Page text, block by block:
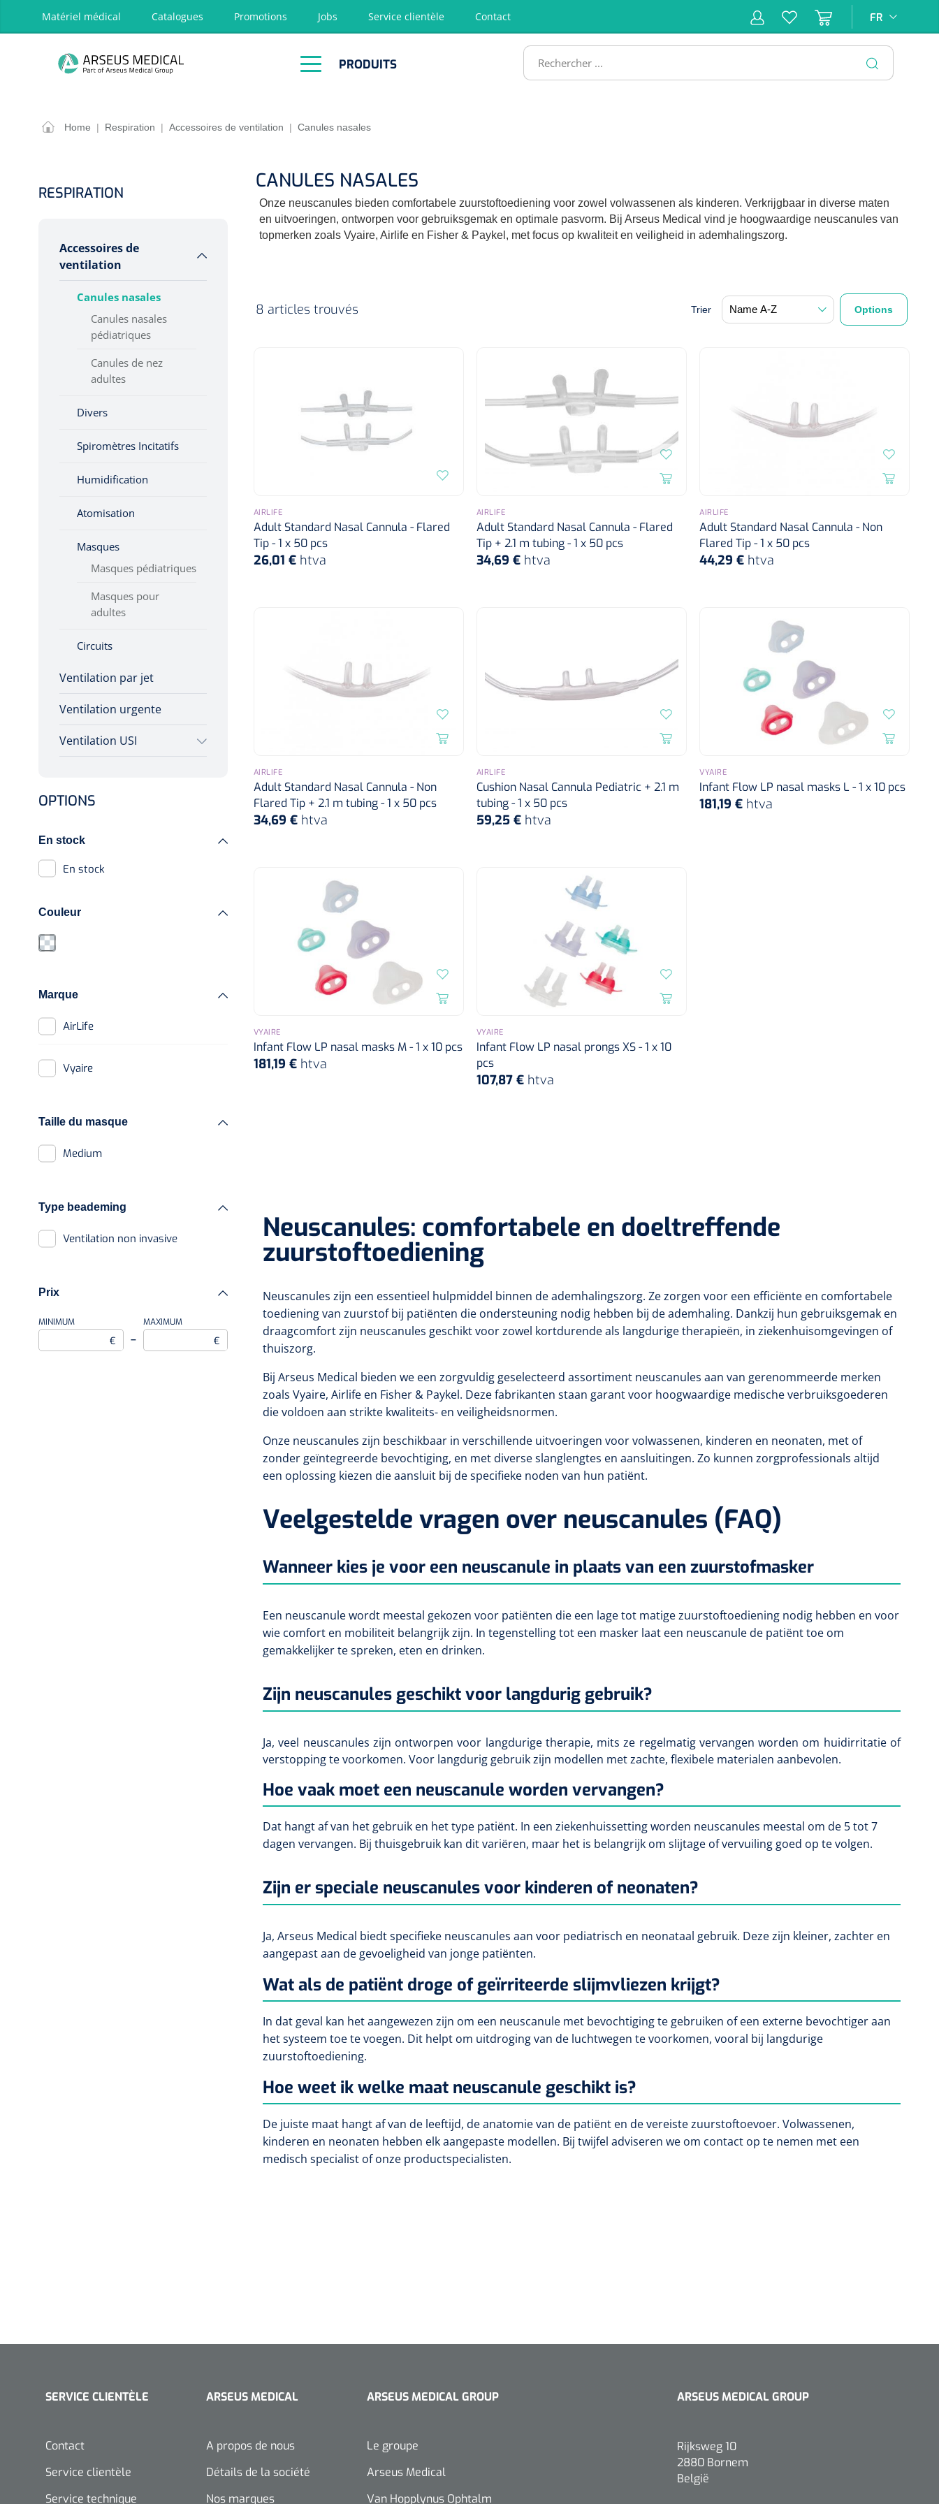
Ga naar de hoofdnavigatie
Matériel médical Catalogues Promotions Jobs Service clientèle Contact FR
PRODUITS
Accueil
Diagnostic
Premiers secours & Réanimation
Physiothérapie et rééducation
Hygiène & Désinfection
Matériel d'injection
Instruments
Monitoring
OPTIONS
Home | Respiration | Accessoires de ventilation | Canules nasales
RESPIRATION
Accessoires de
ventilation
Canules nasales
Canules nasales
pédiatriques
Canules de nez
adultes
Divers
Spiromètres Incitatifs
Humidification
Atomisation
Masques
Masques pédiatriques
Masques pour
adultes
Circuits
Ventilation par jet
Ventilation urgente
Ventilation USI
Fréquence
OPTIONS
En stock
En stock
Couleur
Marque
AirLife
Vyaire
Taille du masque
Medium
Type beademing
Ventilation non invasive
Prix
MINIMUM
€ –
MAXIMUM
€
CANULES NASALES
Onze neuscanules bieden comfortabele zuurstoftoediening voor zowel volwassenen als kinderen. Verkrijgbaar in diverse maten
en uitvoeringen, ontworpen voor gebruiksgemak en optimale pasvorm. Bij Arseus Medical vind je hoogwaardige neuscanules van
topmerken zoals Vyaire, Airlife en Fisher & Paykel, met focus op kwaliteit en veiligheid in ademhalingszorg.
8 articles trouvés Trier Options
AIRLIFE
Adult Standard Nasal Cannula - Flared
Tip - 1 x 50 pcs
26,01 € htva
AIRLIFE
Adult Standard Nasal Cannula - Flared
Tip + 2.1 m tubing - 1 x 50 pcs
34,69 € htva
AIRLIFE
Adult Standard Nasal Cannula - Non
Flared Tip - 1 x 50 pcs
44,29 € htva
AIRLIFE
Adult Standard Nasal Cannula - Non
Flared Tip + 2.1 m tubing - 1 x 50 pcs
34,69 € htva
AIRLIFE
Cushion Nasal Cannula Pediatric + 2.1 m
tubing - 1 x 50 pcs
59,25 € htva
VYAIRE
Infant Flow LP nasal masks L - 1 x 10 pcs
181,19 € htva
VYAIRE
Infant Flow LP nasal masks M - 1 x 10 pcs
181,19 € htva
VYAIRE
Infant Flow LP nasal prongs XS - 1 x 10
pcs
107,87 € htva
Neuscanules: comfortabele en doeltreffende
zuurstoftoediening
Neuscanules zijn een essentieel hulpmiddel binnen de ademhalingszorg. Ze zorgen voor een efficiënte en comfortabele
toediening van zuurstof bij patiënten die ondersteuning nodig hebben bij de ademhaling. Dankzij hun gebruiksgemak en
draagcomfort zijn neuscanules geschikt voor zowel kortdurende als langdurige therapieën, in ziekenhuisomgevingen of
thuiszorg.
Bij Arseus Medical bieden we een zorgvuldig geselecteerd assortiment neuscanules aan van gerenommeerde merken
zoals Vyaire, Airlife en Fisher & Paykel. Deze fabrikanten staan garant voor hoogwaardige medische verbruiksgoederen
die voldoen aan strikte kwaliteits- en veiligheidsnormen.
Onze neuscanules zijn beschikbaar in verschillende uitvoeringen voor volwassenen, kinderen en neonaten, met of
zonder geïntegreerde bevochtiging, en met diverse slanglengtes en aansluitingen. Zo kunnen zorgprofessionals altijd
een oplossing kiezen die aansluit bij de specifieke noden van hun patiënt.
Veelgestelde vragen over neuscanules (FAQ)
Wanneer kies je voor een neuscanule in plaats van een zuurstofmasker
Een neuscanule wordt meestal gekozen voor patiënten die een lage tot matige zuurstoftoediening nodig hebben en voor
wie comfort en mobiliteit belangrijk zijn. In tegenstelling tot een masker laat een neuscanule de patiënt toe om
gemakkelijker te spreken, eten en drinken.
Zijn neuscanules geschikt voor langdurig gebruik?
Ja,veel neuscanules zijn ontworpen voor langdurige therapie, mits ze regelmatig vervangen worden om huidirritatie of
verstopping te voorkomen. Voor langdurig gebruik zijn modellen met zachte, flexibele materialen aanbevolen.
Hoe vaak moet een neuscanule worden vervangen?
Dat hangt af van het gebruik en het type patiënt. In een ziekenhuissetting worden neuscanules meestal om de 5 tot 7
dagen vervangen. Bij thuisgebruik kan dit variëren, maar het is belangrijk om slijtage of vervuiling goed op te volgen.
Zijn er speciale neuscanules voor kinderen of neonaten?
Ja, Arseus Medical biedt specifieke neuscanules aan voor pediatrisch en neonataal gebruik. Deze zijn kleiner, zachter en
aangepast aan de gevoeligheid van jonge patiënten.
Wat als de patiënt droge of geïrriteerde slijmvliezen krijgt?
In dat geval kan het aangewezen zijn om een neuscanule met bevochtiging te gebruiken of een externe bevochtiger aan
het systeem toe te voegen. Dit helpt om uitdroging van de luchtwegen te voorkomen, vooral bij langdurige
zuurstoftoediening.
Hoe weet ik welke maat neuscanule geschikt is?
De juiste maat hangt af van de leeftijd, de anatomie van de patiënt en de vereiste zuurstoftoevoer. Volwassenen,
kinderen en neonaten hebben elk aangepaste modellen. Bij twijfel adviseren we om contact op te nemen met een
medisch specialist of onze productspecialisten.
SERVICE CLIENTÈLE
Contact
Service clientèle
Service technique
ARSEUS MEDICAL
A propos de nous
Détails de la société
Nos marques
ARSEUS MEDICAL GROUP
Le groupe
Arseus Medical
Van Hopplynus Ophtalm
ARSEUS MEDICAL GROUP
Rijksweg 10
2880 Bornem
België